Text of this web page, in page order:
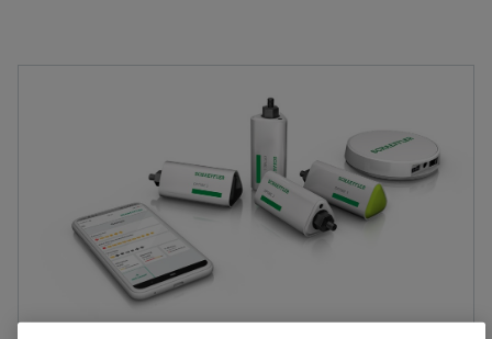
셰플러에 오신 것을 환영합니다.
Special Machinery
Manager, Communication and Branding Schaeffler
Korea
+82 2 311 3019
실 수 있습니다. 각 매체의 최대 주문 수량은
20개입니다. 무료 구입한 재료를 판매하는 것
은 허용되지 않습니다.
지금 주문하기